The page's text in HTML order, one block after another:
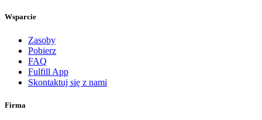
Wsparcie
Zasoby
Pobierz
FAQ
Fulfill App
Skontaktuj się z nami
Firma